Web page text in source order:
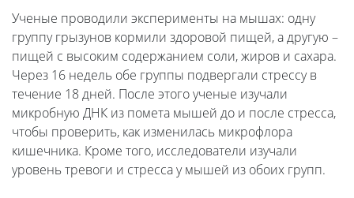
Ученые проводили эксперименты на мышах: одну
группу грызунов кормили здоровой пищей, а другую –
пищей с высоким содержанием соли, жиров и сахара.
Через 16 недель обе группы подвергали стрессу в
течение 18 дней. После этого ученые изучали
микробную ДНК из помета мышей до и после стресса,
чтобы проверить, как изменилась микрофлора
кишечника. Кроме того, исследователи изучали
уровень тревоги и стресса у мышей из обоих групп.